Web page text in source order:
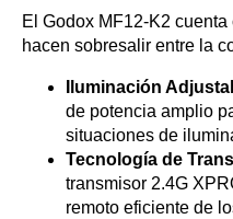
El Godox MF12-K2
hacen sobresalir entre la
Iluminación
de potencia amplio
situaciones de
Tecnología de
transmisor 2.4G
remoto eficiente de